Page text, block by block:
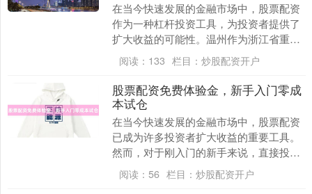
在当今快速发展的金融市场中，股票配资
作为一种杠杆投资工具，为投资者提供了
扩大收益的可能性。温州作为浙江省重要
的经济中心，其金融活动日益活跃。本文
将详细介绍温州股....
阅读： 133 栏目： 炒股配资开户
股票配资免费体验金，新手入门零成
本试仓
在当今快速发展的金融市场中，股票配资
已成为许多投资者扩大收益的重要工具。
然而，对于刚入门的新手来说，直接投入
真金白银进行配资操作往往伴随着不小的
心理压力与风险。....
阅读： 56 栏目： 炒股配资开户